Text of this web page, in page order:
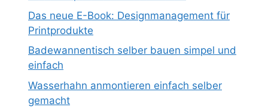
Das neue E-Book: Designmanagement für
Printprodukte
Badewannentisch selber bauen simpel und
einfach
Wasserhahn anmontieren einfach selber
gemacht